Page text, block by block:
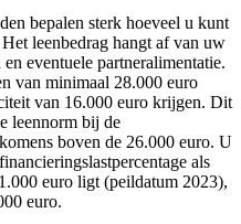
bepalen sterk hoeveel u kunt
leenbedrag hangt af van uw
eventuele partneralimentatie.
van minimaal 28.000 euro
van 16.000 euro krijgen. Dit
leennorm bij de
boven de 26.000 euro. U
als
euro ligt (peildatum 2023),
euro.